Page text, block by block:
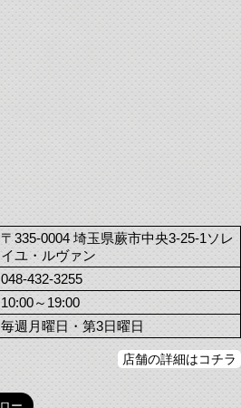
〒335-0004 埼玉県蕨市中央3-25-1ソレ
イユ・ルヴァン
048-432-3255
10:00～19:00
毎週月曜日・第3日曜日
店舗の詳細はコチラ